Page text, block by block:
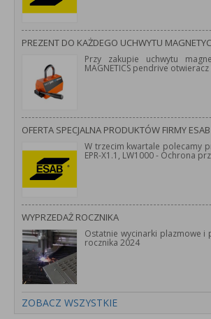
PREZENT DO KAŻDEGO UCHWYTU
Przy zakupie uchwytu
MAGNETICS pendrive otwieracz
OFERTA SPECJALNA PRODUKTÓW FIRMY
W trzecim kwartale polecamy
EPR-X1.1, LW1000 - Ochrona
WYPRZEDAŻ ROCZNIKA
Ostatnie wycinarki plazmowe i
rocznika 2024
ZOBACZ WSZYSTKIE